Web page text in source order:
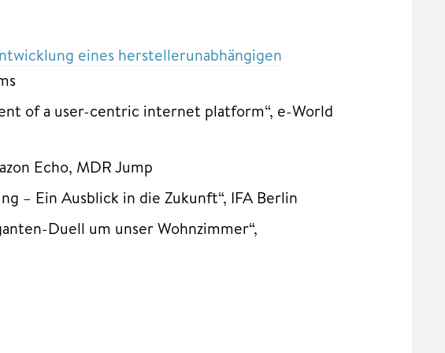
eines herstellerunabhängigen
of a user-centric internet platform“, e-World
Echo, MDR Jump
– Ein Ausblick in die Zukunft“, IFA Berlin
Duell um unser Wohnzimmer“,